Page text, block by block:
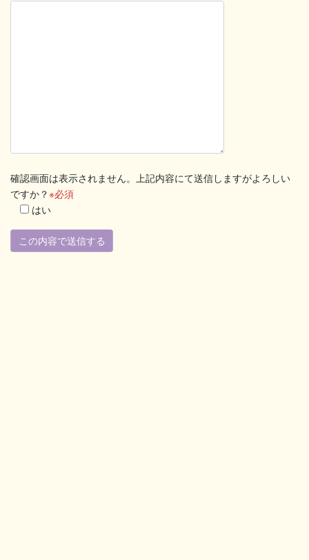
確認画面は表示されません。上記内容にて送信しますがよろしい
ですか？※必須
はい